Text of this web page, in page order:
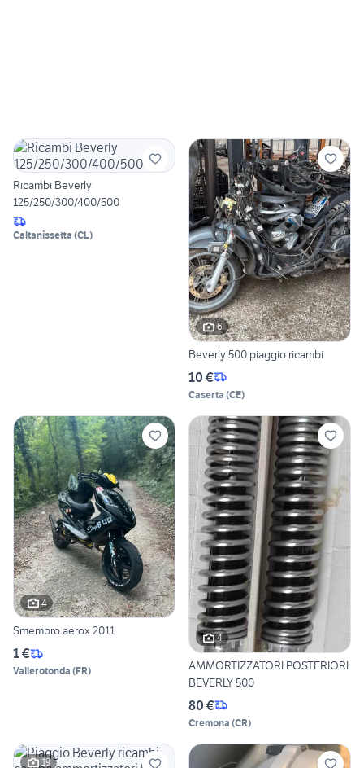
Ricambi Beverly
125/250/300/400/500
Caltanissetta (CL)
6
Beverly 500 piaggio ricambi
10 €
Caserta (CE)
4
Smembro aerox 2011
1 €
Vallerotonda (FR)
4
AMMORTIZZATORI POSTERIORI
BEVERLY 500
80 €
Cremona (CR)
19